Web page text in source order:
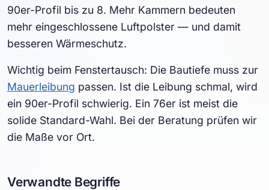
90er-Profil bis zu 8. Mehr Kammern bedeuten
mehr eingeschlossene Luftpolster — und damit
besseren Wärmeschutz.
Wichtig beim Fenstertausch: Die Bautiefe muss zur
Mauerleibung passen. Ist die Leibung schmal, wird
ein 90er-Profil schwierig. Ein 76er ist meist die
solide Standard-Wahl. Bei der Beratung prüfen wir
die Maße vor Ort.
Verwandte Begriffe